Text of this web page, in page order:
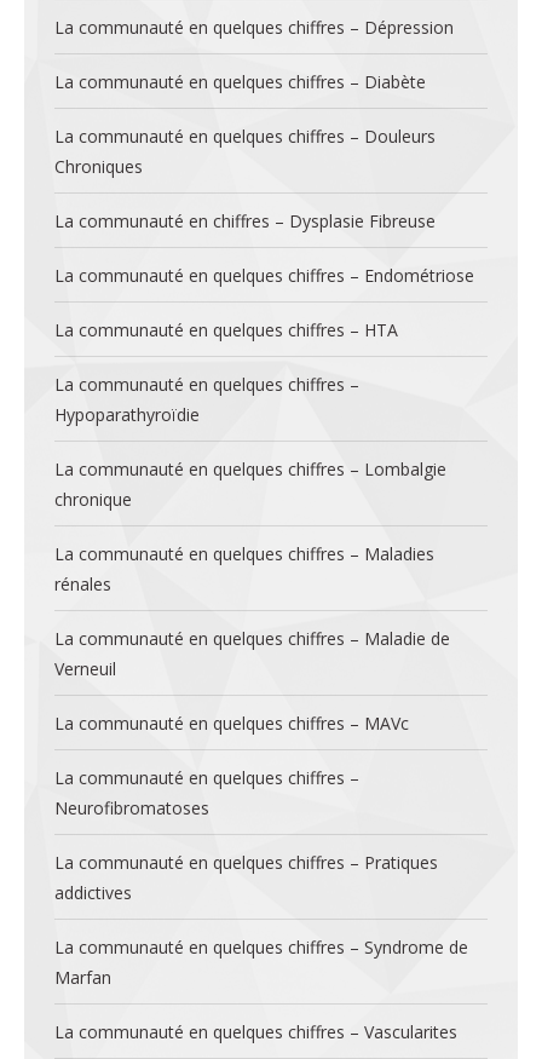
La communauté en quelques chiffres – Dépression
La communauté en quelques chiffres – Diabète
La communauté en quelques chiffres – Douleurs
Chroniques
La communauté en chiffres – Dysplasie Fibreuse
La communauté en quelques chiffres – Endométriose
La communauté en quelques chiffres – HTA
La communauté en quelques chiffres –
Hypoparathyroïdie
La communauté en quelques chiffres – Lombalgie
chronique
La communauté en quelques chiffres – Maladies
rénales
La communauté en quelques chiffres – Maladie de
Verneuil
La communauté en quelques chiffres – MAVc
La communauté en quelques chiffres –
Neurofibromatoses
La communauté en quelques chiffres – Pratiques
addictives
La communauté en quelques chiffres – Syndrome de
Marfan
La communauté en quelques chiffres – Vascularites